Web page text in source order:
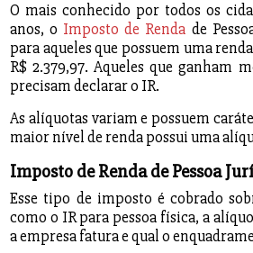
O mais conhecido por todos os
anos, o Imposto de Renda de
para aqueles que possuem uma
R$ 2.379,97. Aqueles que ganham
precisam declarar o IR.
As alíquotas variam e possuem
maior nível de renda possui uma
Imposto de Renda de Pessoa
Esse tipo de imposto é cobrado
como o IR para pessoa física, a
a empresa fatura e qual o